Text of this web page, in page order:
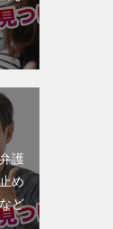
護
め
ど